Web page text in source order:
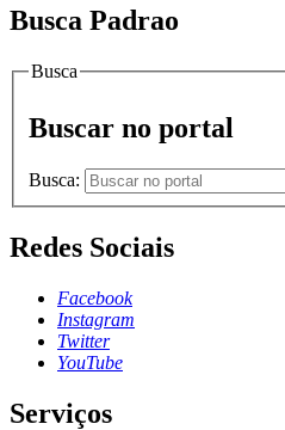
Busca Padrao
Busca
Buscar no portal
Busca:
Redes Sociais
Facebook
Instagram
Twitter
YouTube
Serviços